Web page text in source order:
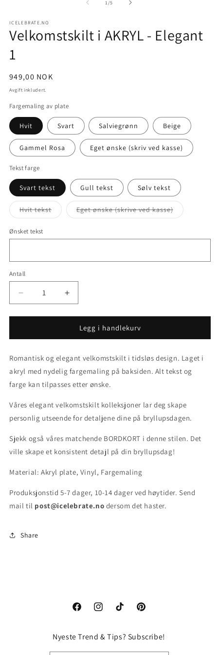
1/av
5
ICELEBRATE.NO
Velkomstskilt i AKRYL - Elegant
1
Vanlig
pris
949,00 NOK
Avgift inkludert.
Fargemaling av plate
Hvit Svart Salviegrønn Beige
Gammel Rosa Eget ønske (skriv ved kasse)
Tekst farge
Svart tekst Gull tekst Sølv tekst
Hvit tekst
Varianten
utsolgt
Eget ønske (skrive ved kasse)
Varianten
Ønsket tekst
Antall
antallet
for
i
-
Elegant
1
Øk
antallet
for
Velkomstskilt
i
-
Elegant
Legg i handlekurv
Romantisk og elegant velkomstskilt i tidsløs design. Laget i
akryl med nydelig fargemaling på baksiden. Alt tekst og
farge kan tilpasses etter ønske.
Våres elegant velkomstskilt kolleksjoner lar deg skape
personlig utseende for detaljene dine på bryllupsdagen.
Sjekk også våres matchende BORDKORT i denne stilen. Det
ville skape et konsistent detajl på din bryllupsdag!
Material: Akryl plate, Vinyl, Fargemaling
Produksjonstid 5-7 dager, 10-14 dager ved høytider. Send
mail til post@icelebrate.no dersom det haster.
Share
FacebookInstagramTikTok Pinterest
Nyeste Trend & Tips? Subscribe!